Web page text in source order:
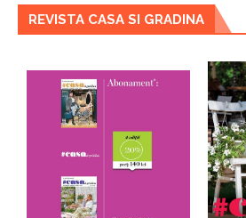
REVISTA CASA SI GRADINA